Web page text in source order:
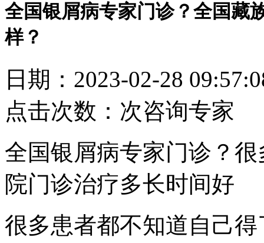
全国银屑病专家门诊？全国藏
样？
日期：2023-02-28
点击次数： 次咨询专家
全国银屑病专家门诊？
院门诊治疗多长时间好
很多患者都不知道自己